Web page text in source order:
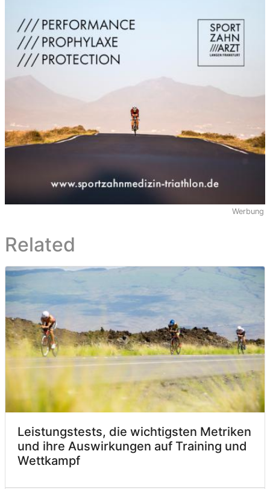
Werbung
Related
Leistungstests, die wichtigsten Metriken
und ihre Auswirkungen auf Training und
Wettkampf